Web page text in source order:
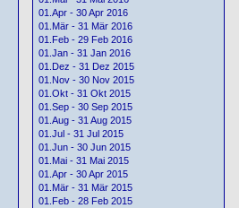
01.Apr - 30 Apr 2016
01.Mär - 31 Mär 2016
01.Feb - 29 Feb 2016
01.Jan - 31 Jan 2016
01.Dez - 31 Dez 2015
01.Nov - 30 Nov 2015
01.Okt - 31 Okt 2015
01.Sep - 30 Sep 2015
01.Aug - 31 Aug 2015
01.Jul - 31 Jul 2015
01.Jun - 30 Jun 2015
01.Mai - 31 Mai 2015
01.Apr - 30 Apr 2015
01.Mär - 31 Mär 2015
01.Feb - 28 Feb 2015